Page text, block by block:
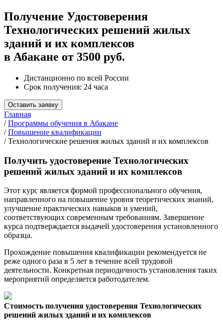
Получение Удостоверения
Технологических решений жилых
зданий и их комплексов
в Абакане от 3500 руб.
Дистанционно по всей России
Срок получения: 24 часа
Оставить заявку
Главная
/Программы обучения в Абакане
/Повышение квалификации
/Технологические решения жилых зданий и их комплексов
Получить удостоверение Технологических
решений жилых зданий и их комплексов
Этот курс является формой профессионального обучения,
направленного на повышение уровня теоретических знаний,
улучшение практических навыков и умений,
соответствующих современным требованиям. Завершение
курса подтверждается выдачей удостоверения установленного
образца.
Прохождение повышения квалификации рекомендуется не
реже одного раза в 5 лет в течение всей трудовой
деятельности. Конкретная периодичность установления таких
мероприятий определяется работодателем.
Стоимость получения удостоверения Технологических
решений жилых зданий и их комплексов